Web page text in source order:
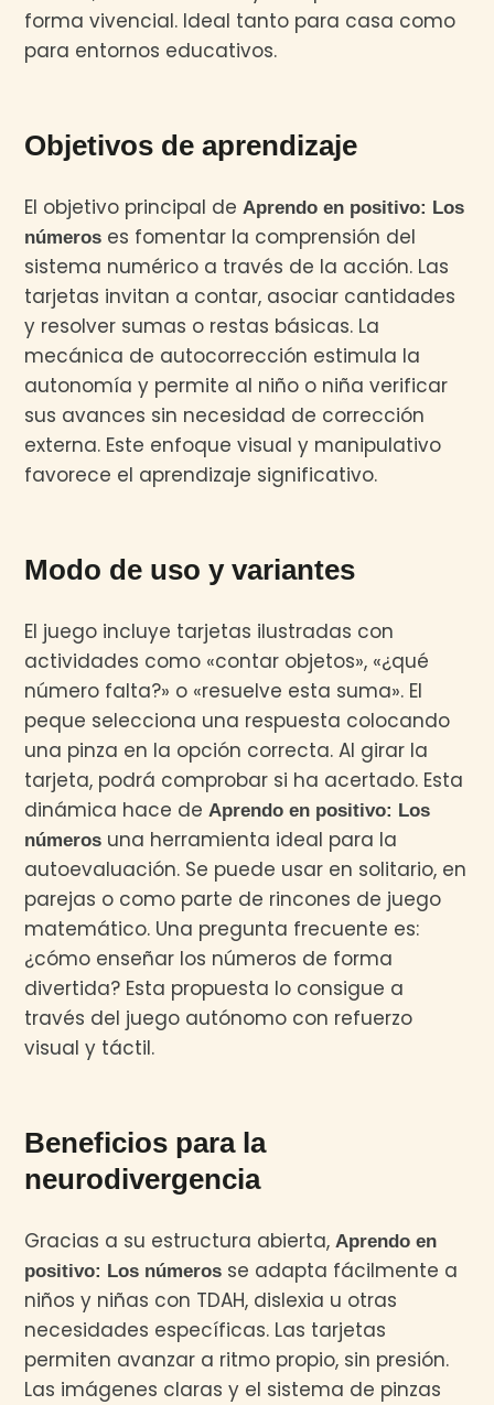
forma vivencial. Ideal tanto para casa como
para entornos educativos.
Objetivos de aprendizaje
El objetivo principal deAprendo en positivo: Los
números es fomentar la comprensión del
sistema numérico a través de la acción. Las
tarjetas invitan a contar, asociar cantidades
y resolver sumas o restas básicas. La
mecánica de autocorrección estimula la
autonomía y permite al niño o niña verificar
sus avances sin necesidad de corrección
externa. Este enfoque visual y manipulativo
favorece el aprendizaje significativo.
Modo de uso y variantes
El juego incluye tarjetas ilustradas con
actividades como «contar objetos», «¿qué
número falta?» o «resuelve esta suma». El
peque selecciona una respuesta colocando
una pinza en la opción correcta. Al girar la
tarjeta, podrá comprobar si ha acertado. Esta
dinámica hace deAprendo en positivo: Los
números una herramienta ideal para la
autoevaluación. Se puede usar en solitario, en
parejas o como parte de rincones de juego
matemático. Una pregunta frecuente es:
¿cómo enseñar los números de forma
divertida? Esta propuesta lo consigue a
través del juego autónomo con refuerzo
visual y táctil.
Beneficios para la
neurodivergencia
Gracias a su estructura abierta,Aprendo en
positivo: Los números se adapta fácilmente a
niños y niñas con TDAH, dislexia u otras
necesidades específicas. Las tarjetas
permiten avanzar a ritmo propio, sin presión.
Las imágenes claras y el sistema de pinzas